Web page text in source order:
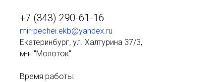
+7 (343) 290-61-16
mir-pechei.ekb@yandex.ru
Екатеринбург, ул. Халтурина 37/3,
м-н "Молоток"
Время работы: